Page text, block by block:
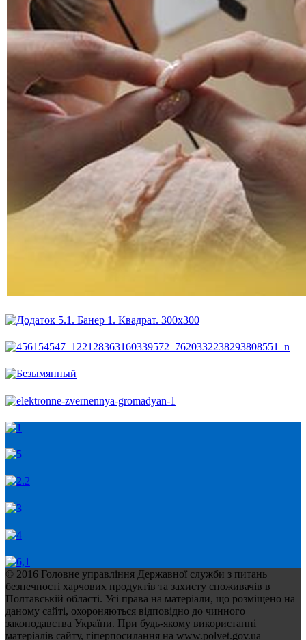
© 2016 Головне управління Державної служби з питань
безпечності харчових продуктів та захисту споживачів в
Полтавській області. Усі права на матеріали, що розміщено на
даному сайті, охороняються відповідно до чинного
законодавства України. При будь-якому використанні
матеріалів сайту, гіперпосилання на www.polvet.gov.ua